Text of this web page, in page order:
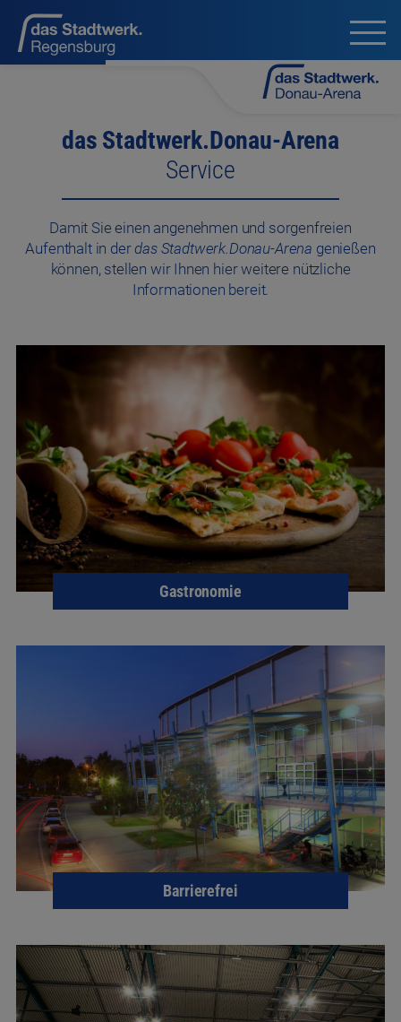
das Stadtwerk.Donau-Arena
Service
Damit Sie einen angenehmen und sorgenfreien
Aufenthalt in derdas Stadtwerk.Donau-Arena genießen
können, stellen wir Ihnen hier weitere nützliche
Informationen bereit.
Gastronomie
Barrierefrei